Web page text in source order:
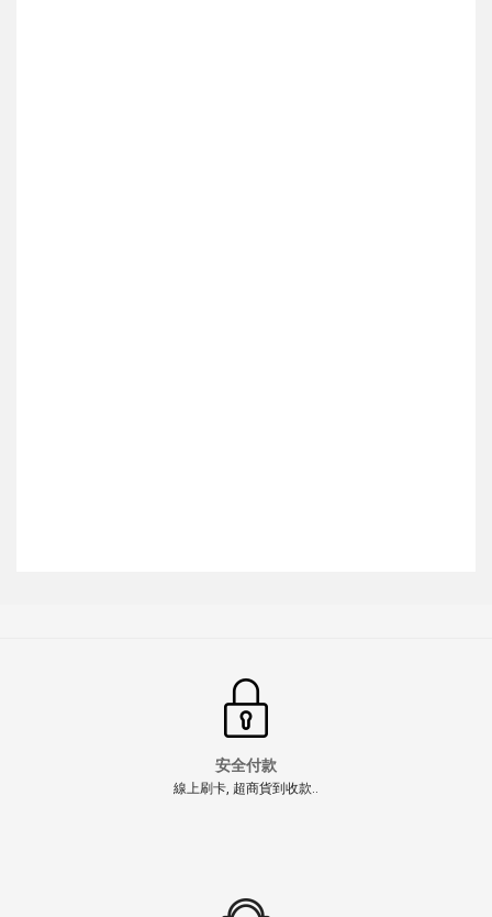
【少量現貨】【翔準AOG】 電鑽夾頭造型 步槍防火帽手
加入購物車
安全付款
線上刷卡, 超商貨到收款..